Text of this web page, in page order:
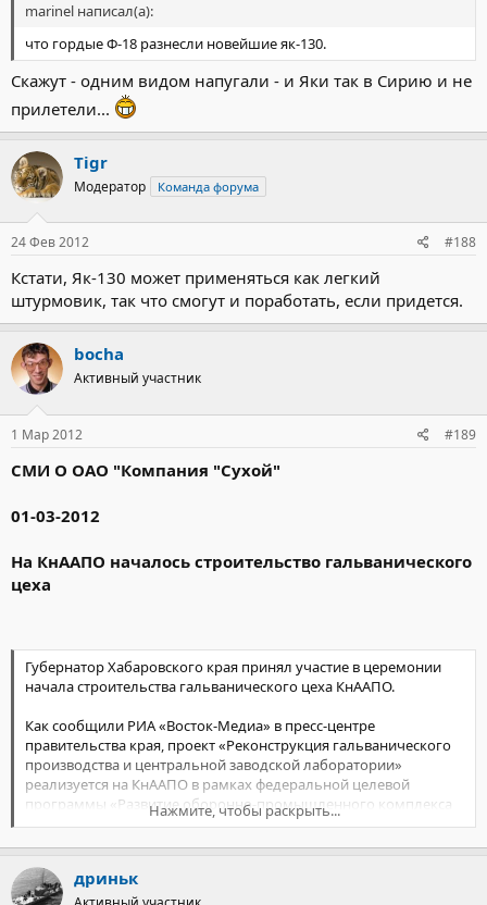
marinel написал(а):
что гордые Ф-18 разнесли новейшие як-130.
Скажут - одним видом напугали - и Яки так в Сирию и не
прилетели...
Tigr
Модератор Команда форума
24 Фев 2012 #188
Кстати, Як-130 может применяться как легкий
штурмовик, так что смогут и поработать, если придется.
bocha
Активный участник
1 Мар 2012 #189
СМИ О ОАО "Компания "Сухой"
01-03-2012
На КнААПО началось строительство гальванического
цеха
Губернатор Хабаровского края принял участие в церемонии
начала строительства гальванического цеха КнААПО.
Как сообщили РИА «Восток-Медиа» в пресс-центре
правительства края, проект «Реконструкция гальванического
производства и центральной заводской лаборатории»
реализуется на КнААПО в рамках федеральной целевой
программы «Развитие оборонно-промышленного комплекса
Российской Федерации с 2011 по 2020 годы». Его стоимость
3,665 млрд. рублей.
Площадь производственного помещения, в котором детали
Нажмите, чтобы раскрыть...
дриньк